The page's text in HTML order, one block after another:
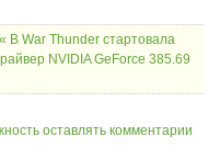
« В War Thunder стартовала
NVIDIA GeForce 385.69
оставлять комментарии